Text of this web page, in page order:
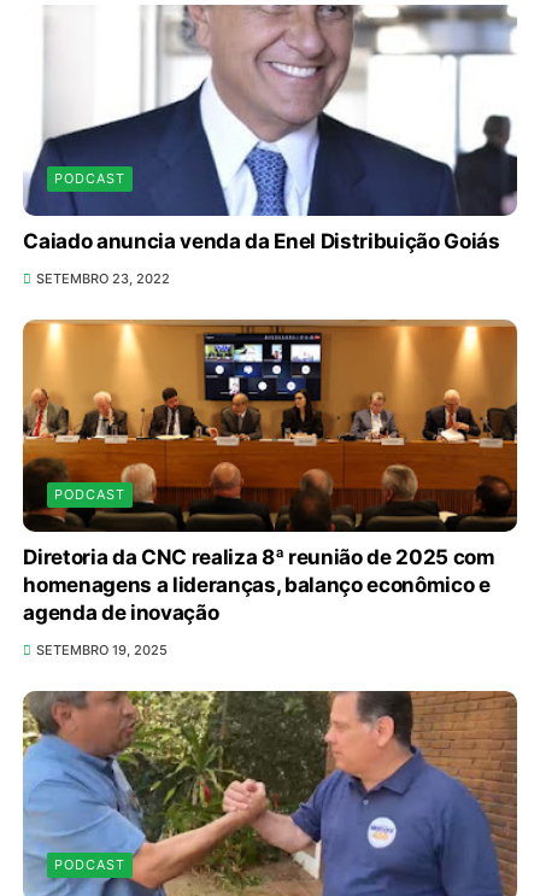
PODCAST
Caiado anuncia venda da Enel Distribuição Goiás
SETEMBRO 23, 2022
PODCAST
Diretoria da CNC realiza 8ª reunião de 2025 com
homenagens a lideranças, balanço econômico e
agenda de inovação
SETEMBRO 19, 2025
PODCAST